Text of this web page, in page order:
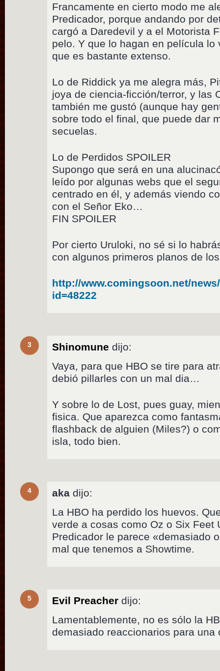
Francamente en cierto modo me
Predicador, porque andando por
cargó a Daredevil y a el Motorista
pelo. Y que lo hagan en película
que es bastante extenso.
Lo de Riddick ya me alegra más,
joya de ciencia-ficción/terror, y las
también me gustó (aunque hay
sobre todo el final, que puede dar
secuelas.
Lo de Perdidos SPOILER
Supongo que será en una
leído por algunas webs que el
centrado en él, y además viendo
con el Señor Eko…
FIN SPOILER
Por cierto Uruloki, no sé si lo
con algunos primeros planos de
http://www.comingsoon.net/
id=48222
3 Shinomune dijo:
Vaya, para que HBO se tire para
debió pillarles con un mal dia…
Y sobre lo de Lost, pues guay,
fisica. Que aparezca como
flashback de alguien (Miles?) o
isla, todo bien.
4 aka dijo:
La HBO ha perdido los huevos.
verde a cosas como Oz o Six Feet
Predicador le parece «demasiado
mal que tenemos a Showtime.
5 Evil Preacher dijo:
Lamentablemente, no es sólo la
demasiado reaccionarios para